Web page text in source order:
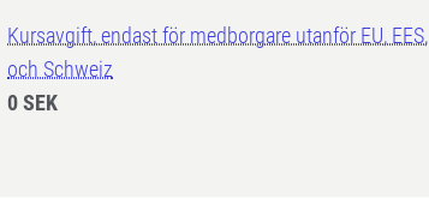
Kursavgift, endast för medborgare utanför EU, EES,
och Schweiz
0 SEK